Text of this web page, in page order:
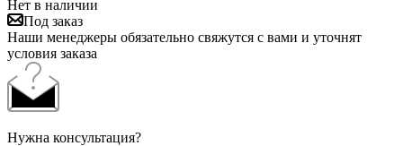
Нет в наличии
Под заказ
Наши менеджеры обязательно свяжутся с вами и уточнят
условия заказа
Нужна консультация?